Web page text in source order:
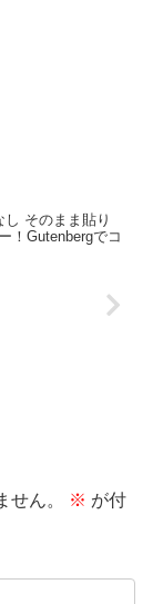
し そのまま貼り
！Gutenbergでコ
ん。 ※ が付